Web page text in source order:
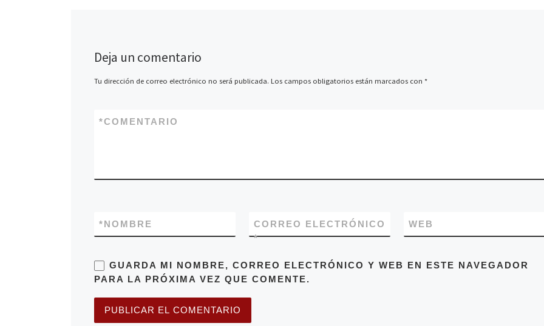
Deja un comentario
Tu dirección de correo electrónico no será publicada. Los campos obligatorios están marcados con *
COMENTARIO
*
NOMBRE
*
CORREO ELECTRÓNICO
*
WEB
GUARDA MI NOMBRE, CORREO ELECTRÓNICO Y WEB EN ESTE NAVEGADOR
PARA LA PRÓXIMA VEZ QUE COMENTE.